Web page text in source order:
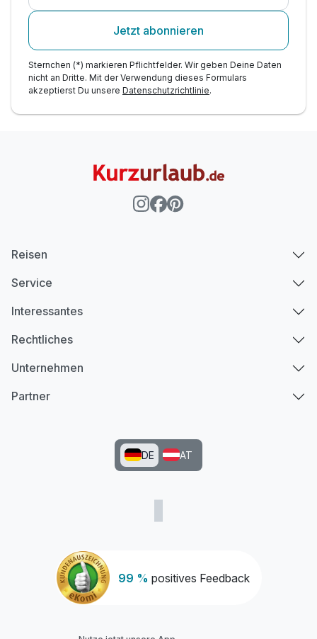
Jetzt abonnieren
Sternchen (*) markieren Pflichtfelder. Wir geben Deine Daten
nicht an Dritte. Mit der Verwendung dieses Formulars
akzeptierst Du unsere Datenschutzrichtlinie.
99 % positives Feedback
Reisen
Service
Interessantes
Rechtliches
Unternehmen
Partner
DE AT